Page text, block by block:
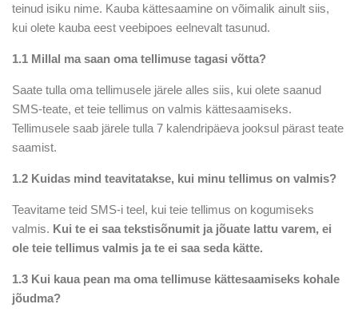
teinud isiku nime. Kauba kättesaamine on võimalik ainult siis,
kui olete kauba eest veebipoes eelnevalt tasunud.
1.1 Millal ma saan oma tellimuse tagasi võtta?
Saate tulla oma tellimusele järele alles siis, kui olete saanud
SMS-teate, et teie tellimus on valmis kättesaamiseks.
Tellimusele saab järele tulla 7 kalendripäeva jooksul pärast teate
saamist.
1.2 Kuidas mind teavitatakse, kui minu tellimus on valmis?
Teavitame teid SMS-i teel, kui teie tellimus on kogumiseks
valmis. Kui te ei saa tekstisõnumit ja jõuate lattu varem, ei
ole teie tellimus valmis ja te ei saa seda kätte.
1.3 Kui kaua pean ma oma tellimuse kättesaamiseks kohale
jõudma?